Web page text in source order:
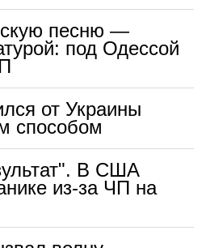
песню —
под Одессой
от Украины
способом
В США
из-за ЧП на